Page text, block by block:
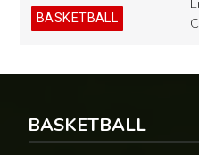
BASKETBALL
BASKETBALL